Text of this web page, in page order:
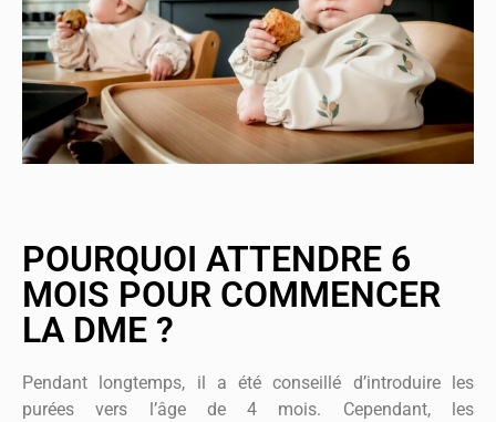
POURQUOI ATTENDRE 6
MOIS POUR COMMENCER
LA DME ?
Pendant longtemps, il a été conseillé d’introduire les
purées vers l’âge de 4 mois. Cependant, les